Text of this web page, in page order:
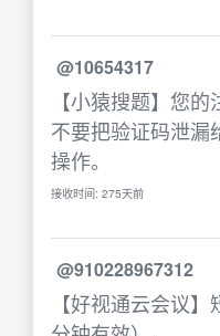
@10654317
【小猿搜题】您
不要把验证码泄漏
操作。
接收时间: 275天前
@910228967312
【好视通云会议